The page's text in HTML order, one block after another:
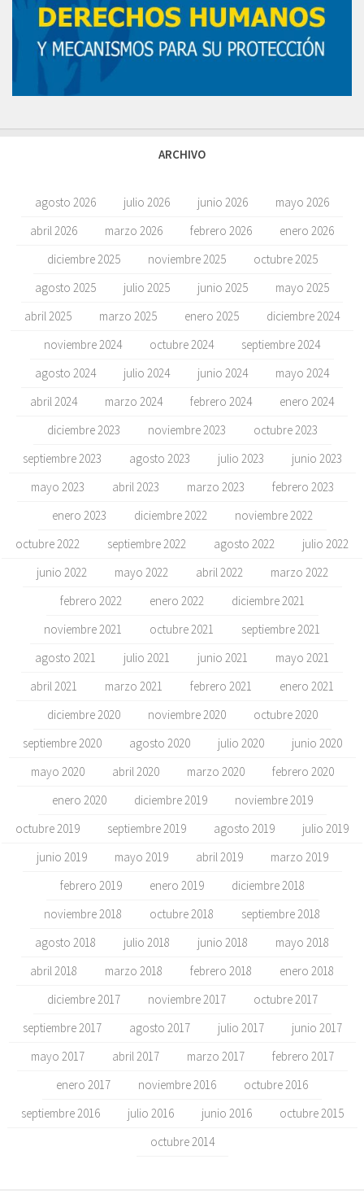
ARCHIVO
agosto 2026 julio 2026 junio 2026
mayo 2026
abril 2026
marzo 2026 febrero 2026
enero 2026
diciembre 2025
noviembre 2025
octubre 2025
agosto 2025
julio 2025 junio 2025
mayo 2025
abril 2025
marzo 2025 enero 2025
diciembre 2024
noviembre 2024
octubre 2024
septiembre 2024
agosto 2024
julio 2024 junio 2024
mayo 2024
abril 2024
marzo 2024 febrero 2024
enero 2024
diciembre 2023
noviembre 2023
octubre 2023
septiembre 2023
agosto 2023 julio 2023
junio 2023
mayo 2023
abril 2023 marzo 2023
febrero 2023
enero 2023
diciembre 2022
noviembre 2022
octubre 2022
septiembre 2022 agosto 2022
julio 2022
junio 2022
mayo 2022 abril 2022
marzo 2022
febrero 2022
enero 2022
diciembre 2021
noviembre 2021
octubre 2021
septiembre 2021
agosto 2021
julio 2021 junio 2021
mayo 2021
abril 2021
marzo 2021 febrero 2021
enero 2021
diciembre 2020
noviembre 2020
octubre 2020
septiembre 2020
agosto 2020 julio 2020
junio 2020
mayo 2020
abril 2020 marzo 2020
febrero 2020
enero 2020
diciembre 2019
noviembre 2019
octubre 2019
septiembre 2019 agosto 2019
julio 2019
junio 2019
mayo 2019 abril 2019
marzo 2019
febrero 2019
enero 2019
diciembre 2018
noviembre 2018
octubre 2018
septiembre 2018
agosto 2018
julio 2018 junio 2018
mayo 2018
abril 2018
marzo 2018 febrero 2018
enero 2018
diciembre 2017
noviembre 2017
octubre 2017
septiembre 2017
agosto 2017 julio 2017
junio 2017
mayo 2017
abril 2017 marzo 2017
febrero 2017
enero 2017
noviembre 2016
octubre 2016
septiembre 2016
julio 2016 junio 2016
octubre 2015
octubre 2014